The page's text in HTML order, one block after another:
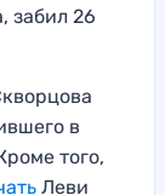
забил 26
в
того,
Леви